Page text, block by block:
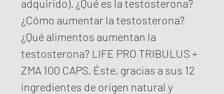
adquirido). ¿Qué es la testosterona?
¿Cómo aumentar la testosterona?
¿Qué alimentos aumentan la
testosterona? LIFE PRO TRIBULUS +
ZMA 100 CAPS. Éste, gracias a sus 12
ingredientes de origen natural y